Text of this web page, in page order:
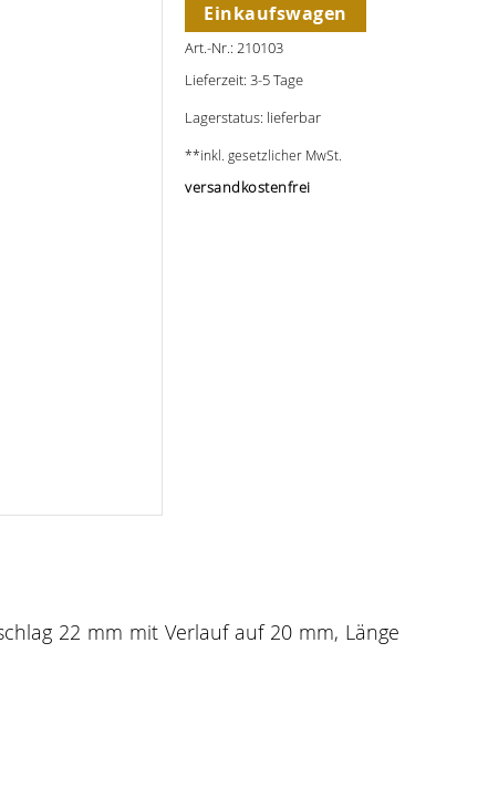
Einkaufswagen
Art.-Nr.: 210103
Lieferzeit: 3-5 Tage
Lagerstatus: lieferbar
**inkl. gesetzlicher MwSt.
versandkostenfrei
22 mm mit Verlauf auf 20 mm, Länge